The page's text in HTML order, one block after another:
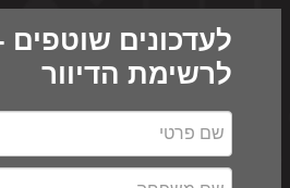
לעדכונים
לרשימת הדיוור